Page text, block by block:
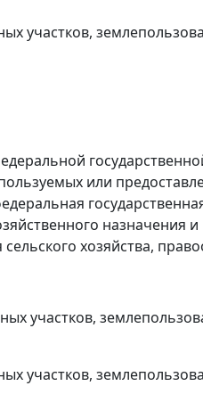
участков,
или
назначения
хозяйства,
участков,
участков,